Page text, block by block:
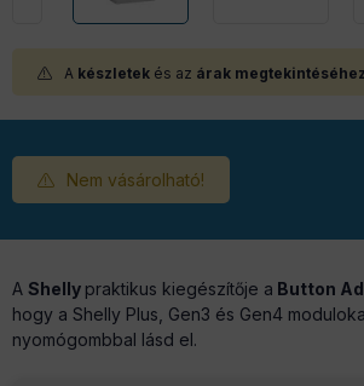
A készletek és az árak megtekintéséhez
Nem vásárolható!
A Shelly praktikus kiegészítője a Button
hogy a Shelly Plus, Gen3 és Gen4
nyomógombbal lásd el.